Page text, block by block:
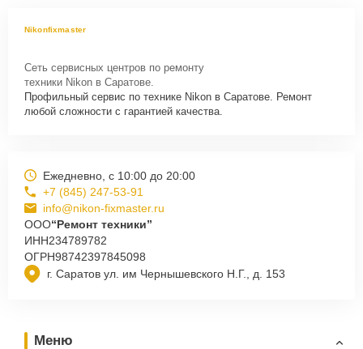
Nikonfixmaster
Сеть сервисных центров по ремонту
техники Nikon в Саратове.
Профильный сервис по технике Nikon в Саратове. Ремонт
любой сложности с гарантией качества.
г. Саратов ул. им Чернышевского Н.Г., д. 153
Ежедневно, с 10:00 до 20:00
+7 (845) 247-53-91
info@nikon-fixmaster.ru
ООО“Ремонт техники”
ИНН234789782
ОГРН98742397845098
Меню